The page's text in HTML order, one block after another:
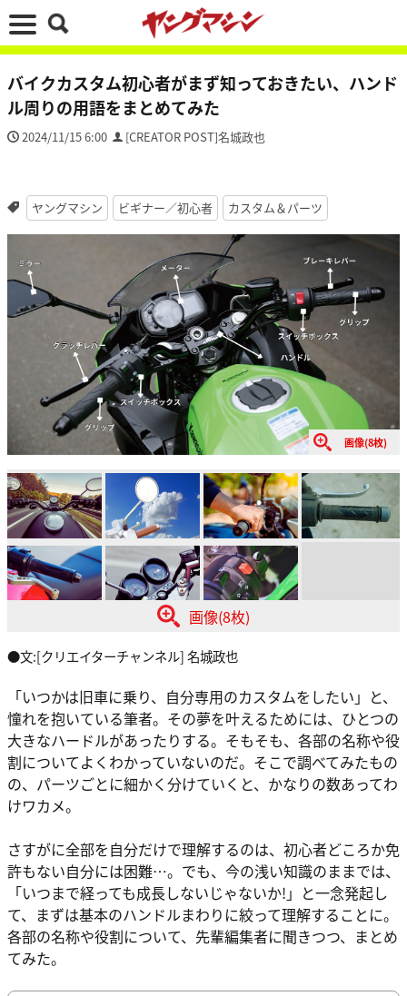
バイクカスタム初心者がまず知っておきたい、ハンド
ル周りの用語をまとめてみた
2024/11/15 6:00 [CREATOR POST]名城政也
ヤングマシン ビギナー／初心者 カスタム＆パーツ
画像(8枚)
画像(8枚)
●文:[クリエイターチャンネル] 名城政也
「いつかは旧車に乗り、自分専用のカスタムをしたい」と、
憧れを抱いている筆者。その夢を叶えるためには、ひとつの
大きなハードルがあったりする。そもそも、各部の名称や役
割についてよくわかっていないのだ。そこで調べてみたもの
の、パーツごとに細かく分けていくと、かなりの数あってわ
けワカメ。
さすがに全部を自分だけで理解するのは、初心者どころか免
許もない自分には困難…。でも、今の浅い知識のままでは、
「いつまで経っても成長しないじゃないか!」と一念発起し
て、まずは基本のハンドルまわりに絞って理解することに。
各部の名称や役割について、先輩編集者に聞きつつ、まとめ
てみた。